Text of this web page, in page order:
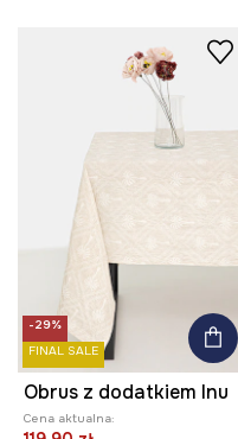
-29%
FINAL SALE
Obrus z dodatkiem lnu
Cena aktualna: